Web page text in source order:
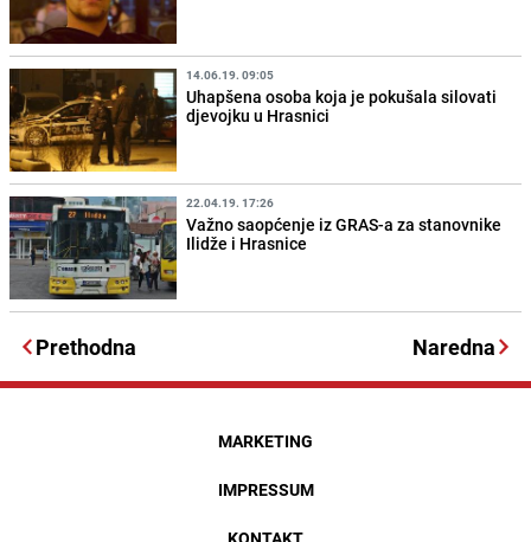
14.06.19. 09:05
Uhapšena osoba koja je pokušala silovati
djevojku u Hrasnici
22.04.19. 17:26
Važno saopćenje iz GRAS-a za stanovnike
Ilidže i Hrasnice
Prethodna Naredna
MARKETING
IMPRESSUM